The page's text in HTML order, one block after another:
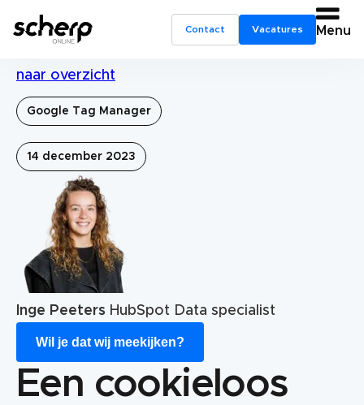
Contact Vacatures Menu
naar overzicht
Google Tag Manager
14 december 2023
Inge Peeters HubSpot Data specialist
Wil je dat wij meekijken?
Een cookieloos